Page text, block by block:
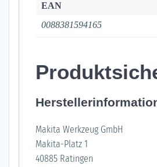
EAN
0088381594165
Makita Werkzeug GmbH
Makita-Platz 1
40885 Ratingen